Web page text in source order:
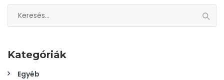
Kategóriák
Egyéb